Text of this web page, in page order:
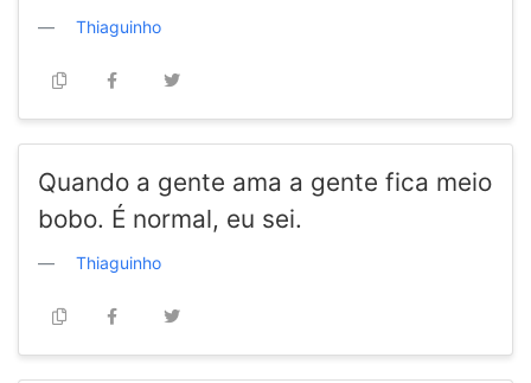
Thiaguinho
Quando a gente ama a gente fica meio
bobo. É normal, eu sei.
Thiaguinho